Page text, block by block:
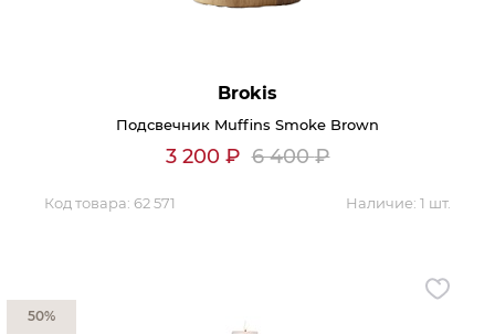
Brokis
Подсвечник Muffins Smoke Brown
3 200 ₽ 6 400₽
Код товара: 62 571 Наличие: 1 шт.
50%